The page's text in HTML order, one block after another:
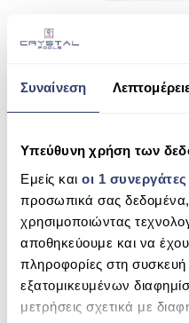
Συναίνεση
Υπεύθυνη χρήση των
Εμείς και οι 1
προσωπικά σας
χρησιμοποιώντας
αποθηκεύουμε και να
πληροφορίες στη
εξατομικευμένων
μετρήσεις σχετικά με
READ MORE